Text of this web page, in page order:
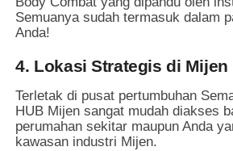
Semuanya sudah termasuk dalam
Anda!
4. Lokasi Strategis di Mijen
Terletak di pusat pertumbuhan
HUB Mijen sangat mudah diakses
perumahan sekitar maupun Anda
kawasan industri Mijen.